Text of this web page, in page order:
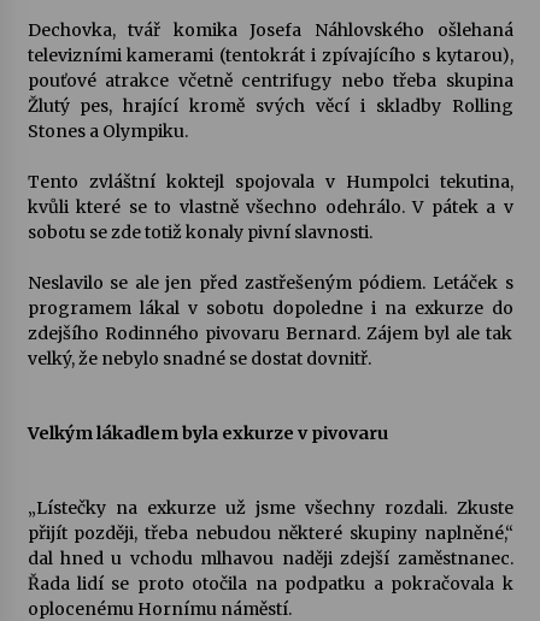
šedesátka: 28. 7.–1. 8. 2026
28. 7. 2026
Letní koncerty ve Stromovce: Kolchoz a
Jenakaši
Votavžatský ploty
Letní koncerty ve Stromovce: Rufus Miller
22. 7. 2026
Vysočinka
Ozvěny prázdnin
14. 7. 2026
Dechovka, tvář komika Josefa Náhlovského ošlehaná
televizními kamerami (tentokrát i zpívajícího s kytarou),
pouťové atrakce včetně centrifugy nebo třeba skupina
Žlutý pes, hrající kromě svých věcí i skladby Rolling
Stones a Olympiku.
Tento zvláštní koktejl spojovala v Humpolci tekutina,
kvůli které se to vlastně všechno odehrálo. V pátek a v
sobotu se zde totiž konaly pivní slavnosti.
Neslavilo se ale jen před zastřešeným pódiem. Letáček s
programem lákal v sobotu dopoledne i na exkurze do
zdejšího Rodinného pivovaru Bernard. Zájem byl ale tak
velký, že nebylo snadné se dostat dovnitř.
Velkým lákadlem byla exkurze v pivovaru
„Lístečky na exkurze už jsme všechny rozdali. Zkuste
přijít později, třeba nebudou některé skupiny naplněné,“
dal hned u vchodu mlhavou naději zdejší zaměstnanec.
Řada lidí se proto otočila na podpatku a pokračovala k
oplocenému Hornímu náměstí.